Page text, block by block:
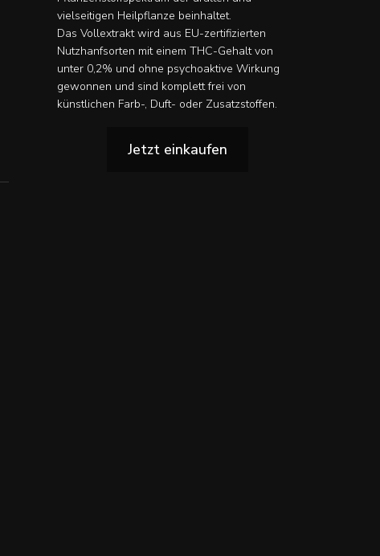
vielseitigen Heilpflanze beinhaltet.
Das Vollextrakt wird aus EU-zertifizierten
Nutzhanfsorten mit einem THC-Gehalt von
unter 0,2% und ohne psychoaktive Wirkung
gewonnen und sind komplett frei von
künstlichen Farb-, Duft- oder Zusatzstoffen.
Jetzt einkaufen